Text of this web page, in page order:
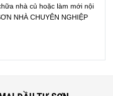
nhà củ hoặc làm mới nội
NHÀ CHUYÊN NGHIỆP